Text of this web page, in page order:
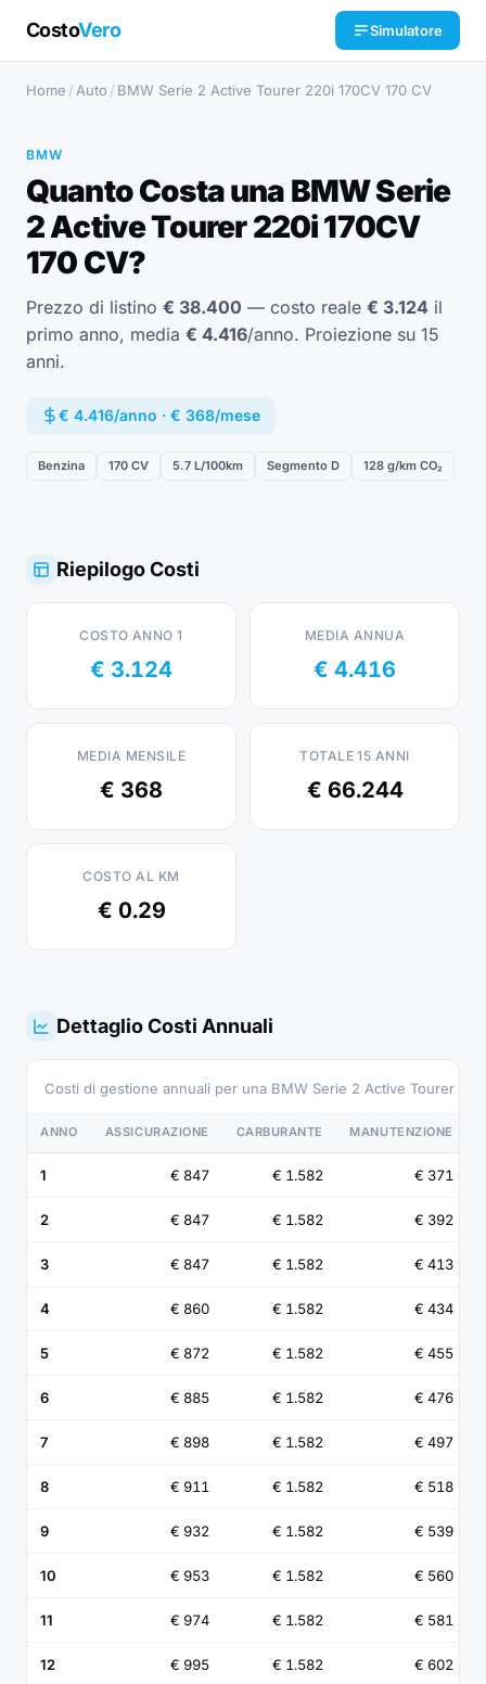
CostoVero Simulatore
Home / Auto / BMW Serie 2 Active Tourer 220i 170CV 170 CV
BMW
Quanto Costa una BMW Serie
2 Active Tourer 220i 170CV
170 CV?
Prezzo di listino € 38.400 — costo reale € 3.124 il
primo anno, media € 4.416/anno. Proiezione su 15
anni.
€ 4.416/anno · € 368/mese
Benzina 170 CV 5.7 L/100km Segmento D 128 g/km CO₂
Riepilogo Costi
COSTO ANNO 1
€ 3.124
MEDIA ANNUA
€ 4.416
MEDIA MENSILE
€ 368
TOTALE 15 ANNI
€ 66.244
COSTO AL KM
€ 0.29
Dettaglio Costi Annuali
Costi di gestione annuali per una BMW Serie 2 Active Tourer
ANNO ASSICURAZIONE CARBURANTE MANUTENZIONE
1 € 847 € 1.582 € 371
2 € 847 € 1.582 € 392
3 € 847 € 1.582 € 413
4 € 860 € 1.582 € 434
5 € 872 € 1.582 € 455
6 € 885 € 1.582 € 476
7 € 898 € 1.582 € 497
8 € 911 € 1.582 € 518
9 € 932 € 1.582 € 539
10 € 953 € 1.582 € 560
11 € 974 € 1.582 € 581
12 € 995 € 1.582 € 602